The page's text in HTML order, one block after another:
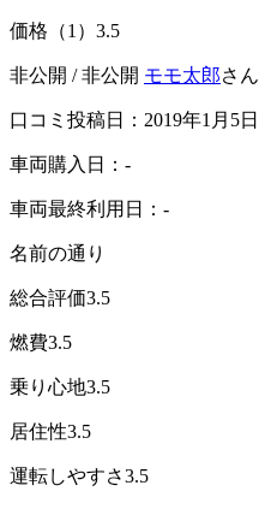
価格（1） 3.5
非公開 / 非公開 モモ太郎さん
口コミ投稿日：2019年1月5日
車両購入日：-
車両最終利用日：-
名前の通り
総合評価3.5
燃費3.5
乗り心地3.5
居住性3.5
運転しやすさ3.5